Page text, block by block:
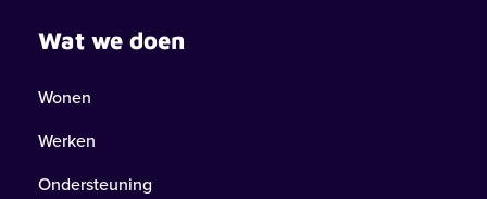
Wat we doen
Wonen
Werken
Ondersteuning